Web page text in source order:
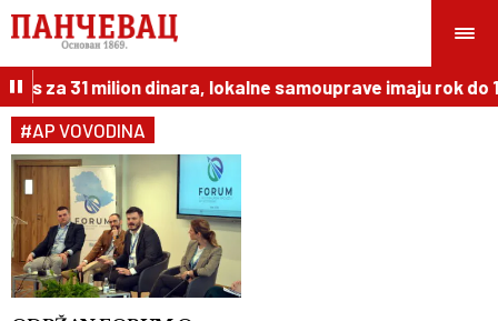
za 31 milion dinara, lokalne samouprave imaju rok do
#AP VOVODINA